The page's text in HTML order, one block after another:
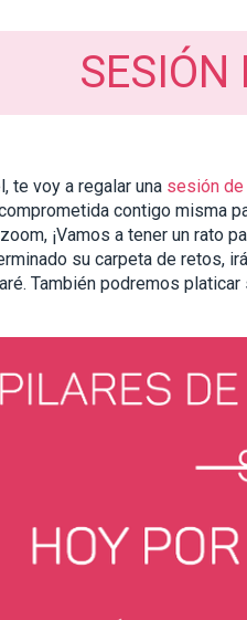
te voy a regalar una sesión de
contigo misma
¡Vamos a tener un rato
su carpeta de retos,
También podremos